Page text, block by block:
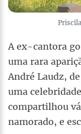
A ex-cantora
uma rara
André Laudz,
uma
compartilhou
namorado, e